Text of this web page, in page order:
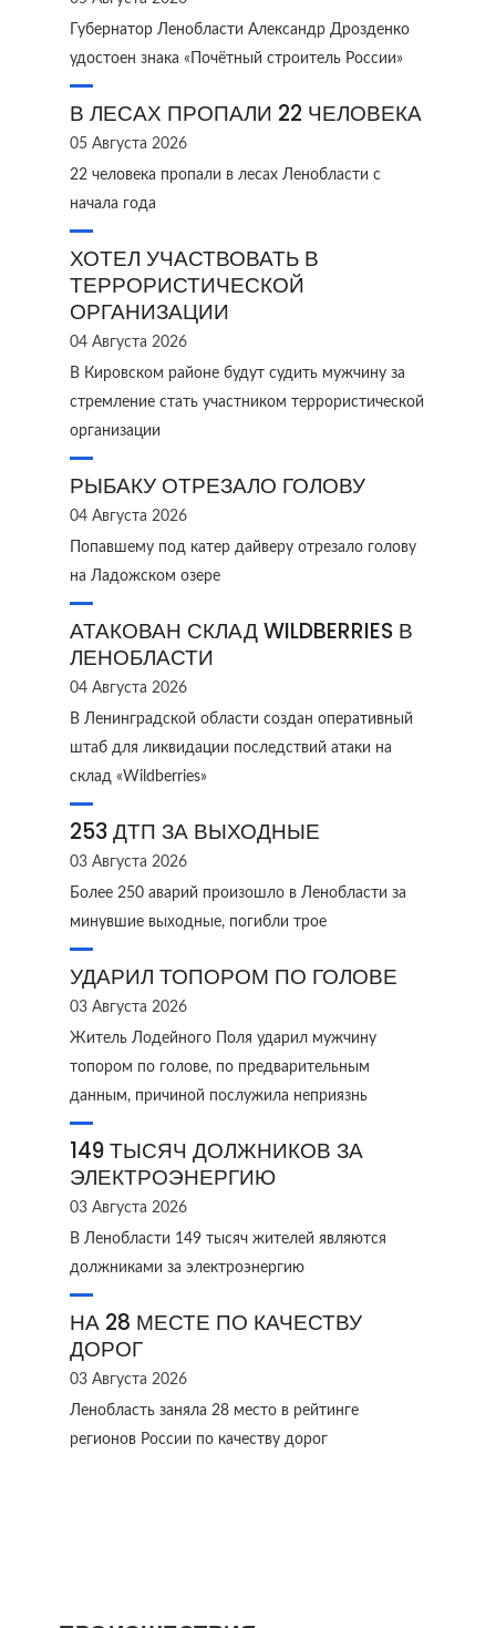
Губернатор Ленобласти Александр Дрозденко
удостоен знака «Почётный строитель России»
В ЛЕСАХ ПРОПАЛИ 22 ЧЕЛОВЕКА
05 Августа 2026
22 человека пропали в лесах Ленобласти с
начала года
ХОТЕЛ УЧАСТВОВАТЬ В
ТЕРРОРИСТИЧЕСКОЙ
ОРГАНИЗАЦИИ
04 Августа 2026
В Кировском районе будут судить мужчину за
стремление стать участником террористической
организации
РЫБАКУ ОТРЕЗАЛО ГОЛОВУ
04 Августа 2026
Попавшему под катер дайверу отрезало голову
на Ладожском озере
АТАКОВАН СКЛАД WILDBERRIES В
ЛЕНОБЛАСТИ
04 Августа 2026
В Ленинградской области создан оперативный
штаб для ликвидации последствий атаки на
склад «Wildberries»
253 ДТП ЗА ВЫХОДНЫЕ
03 Августа 2026
Более 250 аварий произошло в Ленобласти за
минувшие выходные, погибли трое
УДАРИЛ ТОПОРОМ ПО ГОЛОВЕ
03 Августа 2026
Житель Лодейного Поля ударил мужчину
топором по голове, по предварительным
данным, причиной послужила неприязнь
149 ТЫСЯЧ ДОЛЖНИКОВ ЗА
ЭЛЕКТРОЭНЕРГИЮ
03 Августа 2026
В Ленобласти 149 тысяч жителей являются
должниками за электроэнергию
НА 28 МЕСТЕ ПО КАЧЕСТВУ
ДОРОГ
03 Августа 2026
Ленобласть заняла 28 место в рейтинге
регионов России по качеству дорог